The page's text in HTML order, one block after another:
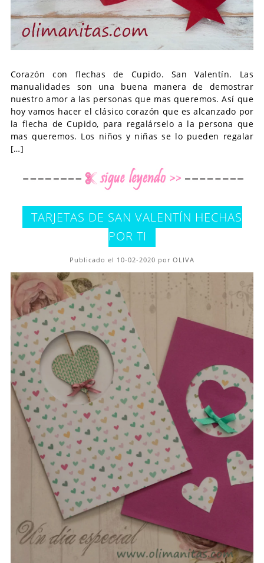
Corazón con flechas de Cupido. San Valentín. Las
manualidades son una buena manera de demostrar
nuestro amor a las personas que mas queremos. Así que
hoy vamos hacer el clásico corazón que es alcanzado por
la flecha de Cupido, para regalárselo a la persona que
mas queremos. Los niños y niñas se lo pueden regalar
[…]
TARJETAS DE SAN VALENTÍN HECHAS
POR TI
Publicado el 10-02-2020 por OLIVA